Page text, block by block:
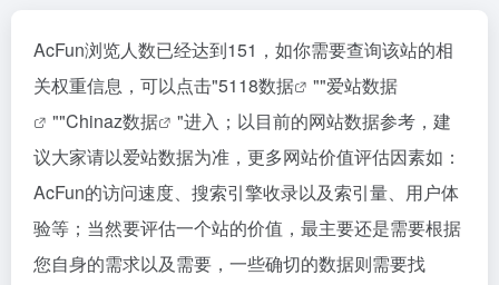
AcFun浏览人数已经达到151，如你需要查询该站的相
关权重信息，可以点击"5118数据 ""爱站数据
""Chinaz数据
"进入；以目前的网站数据参考，建
议大家请以爱站数据为准，更多网站价值评估因素如：
AcFun的访问速度、搜索引擎收录以及索引量、用户体
验等；当然要评估一个站的价值，最主要还是需要根据
您自身的需求以及需要，一些确切的数据则需要找